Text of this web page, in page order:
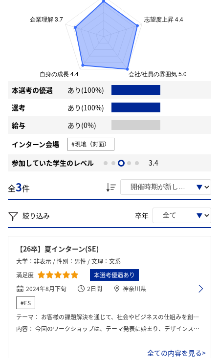
本選考の優遇
あり(100%)
選考
あり(100%)
給与
あり(0%)
インターン会場
#現地（対面）
参加していた学生のレベル 3.4
全3件
絞り込み 卒年
【26卒】夏インターン(SE)
大学：非表示 / 性別：男性 / 文理：文系
満足度
本選考優遇あり
2024年8月下旬
2日間
神奈川県
#ES
テーマ： お客様の課題解決を通じて、社会やビジネスの仕組みを創る提案
内容： 今回のワークショップは、テーマ発表に始まり、デザインスプリント＜アイデア出し＞、ヒアリング、再度デザインスプリントを経て、発表という流れで進められました。 一日目には、まずテーマ発表として、クライアントであるエクサトラベル様に向けた、「若者向けのスマホアプリを接点とした旅行サービスの提案」が行われました。エクサトラベル様の既存事業やターゲット層に関する詳細な説明を受け、その前提をもとにデザインスプリントに取り組みました。一日の終わりには、SEや営業職の方々との座談会という貴重な機会も設けられました。 二日目は、一日目の活動を引き継ぎ、提案発表に向けてさらに議論を深めました。顧客役を人事の方が担当し、実際のヒアリングを想定した作業も実施しました。主にデザインスプリントとSWOT分析を活用しながら、提案内容を具体化していきました。アイデアが固まった段階でプレゼンテーション資料を共有し、グループ内で分担して作成しました。
全ての内容を見る>